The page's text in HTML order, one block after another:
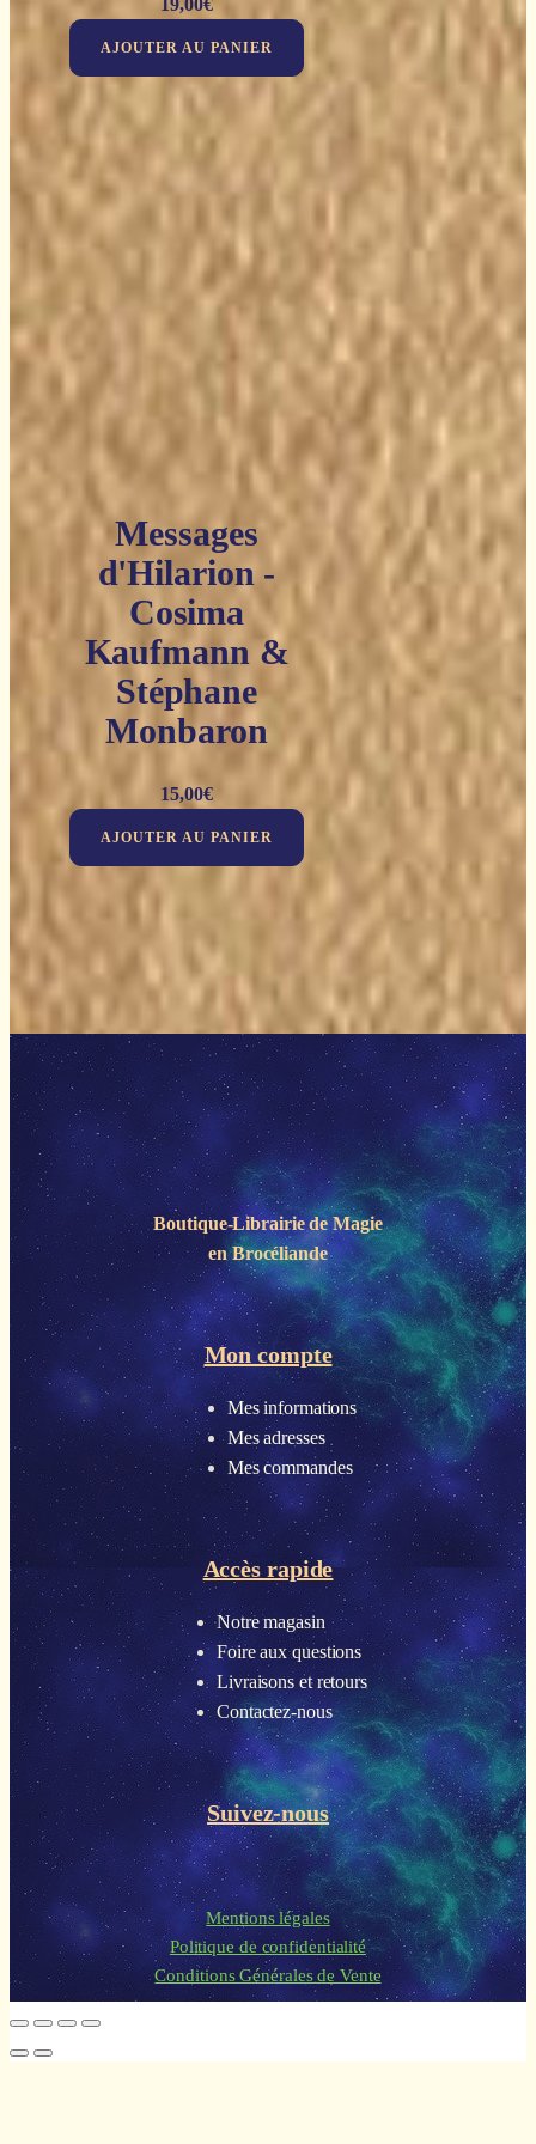
AJOUTER AU PANIER
Messages
d'Hilarion -
Cosima
Kaufmann &
Stéphane
Monbaron
15,00€
AJOUTER AU PANIER
Boutique-Librairie deMagie
en Brocéliande
Mon compte
Mes informations
Mes adresses
Mes commandes
Accès rapide
Notre magasin
Foire aux questions
Livraisons et retours
Contactez-nous
Suivez-nous
Mentions légales
Politique de confidentialité
Conditions Générales de Vente